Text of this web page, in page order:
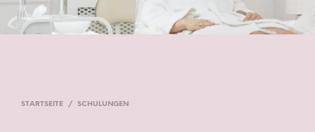
STARTSEITE / SCHULUNGEN